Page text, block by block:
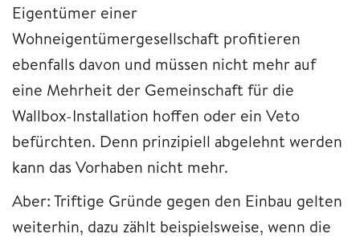
Eigentümer einer
Wohneigentümergesellschaft profitieren
ebenfalls davon und müssen nicht mehr auf
eine Mehrheit der Gemeinschaft für die
Wallbox-Installation hoffen oder ein Veto
befürchten. Denn prinzipiell abgelehnt werden
kann das Vorhaben nicht mehr.
Aber: Triftige Gründe gegen den Einbau gelten
weiterhin, dazu zählt beispielsweise, wenn die